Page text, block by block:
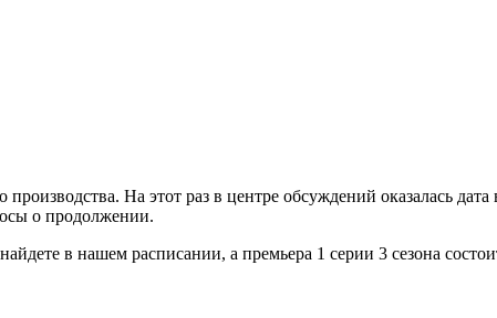
На этот раз в центре обсуждений оказалась
о продолжении.
в нашем расписании, а премьера 1 серии 3 сезона